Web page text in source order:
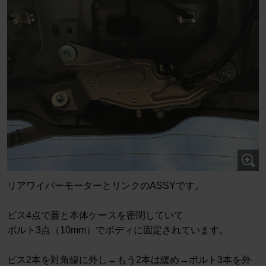
リアワイパーモーターとリンクのASSYです。
ビス4点で蓋と本体ケースを密閉していて
ボルト3点（10mm）でボディに固定されています。
ビス2本を対角線に外し→もう2本は緩め→ボルト3本を外